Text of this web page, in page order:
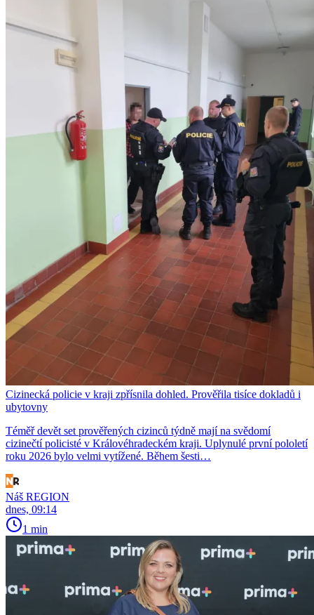
Cizinecká policie v kraji zpřísnila dohled. Prověřila tisíce dokladů i
ubytovny
Téměř devět set prověřených cizinců týdně mají na svědomí
cizinečtí policisté v Královéhradeckém kraji. Uplynulé první pololetí
roku 2026 bylo velmi vytížené. Během šesti…
Náš REGION
dnes, 09:14
1 min